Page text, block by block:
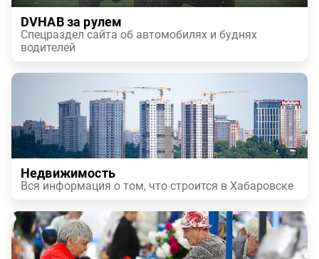
DVHAB за рулем
Спецраздел сайта об автомобилях и буднях
водителей
Недвижимость
Вся информация о том, что строится в Хабаровске